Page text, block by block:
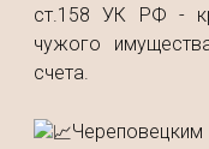
ст.158 УК РФ -
чужого
счета.